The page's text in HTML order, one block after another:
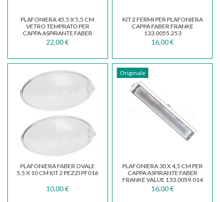
PLAFONIERA 45,5 X 5,5 CM
VETRO TEMPRATO PER
CAPPA ASPIRANTE FABER
FRANKE 133.0017.619
22,00 €
KIT 2 FERMI PER PLAFONIERA
CAPPA FABER FRANKE
133.0055.253
16,00 €
PLAFONIERA FABER OVALE
5,5 X 10 CM KIT 2 PEZZI PF016
10,00 €
Originale
PLAFONIERA 30 X 4,5 CM PER
CAPPA ASPIRANTE FABER
FRANKE VALUE 133.0059.014
16,00 €